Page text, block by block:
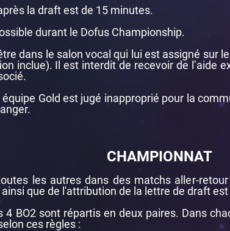
la draft est de 15 minutes.
durant le Dofus Championship.
dans le salon vocal qui lui est assigné sur
inclue). Il est interdit de recevoir de l’aide
équipe Gold est jugé inapproprié pour la
CHAMPIONNAT
les autres dans des matchs aller-
que de l'attribution de la lettre de draft
4 BO2 sont répartis en deux paires. Dans
ces règles :